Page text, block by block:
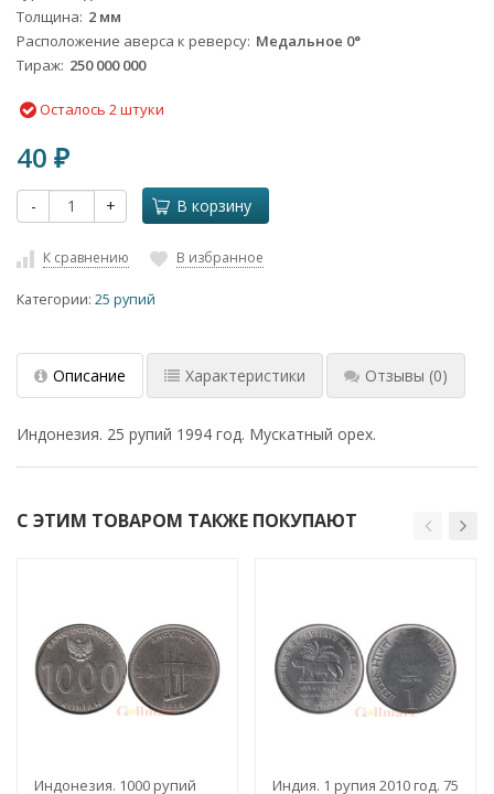
Толщина 2 мм
Расположение аверса к реверсу Медальное 0°
Тираж 250 000 000
Осталось 2 штуки
40 ₽
- + В корзину
К сравнению В избранное
Категории: 25 рупий
Описание Характеристики Отзывы (0)
Индонезия. 25 рупий 1994 год. Мускатный орех.
С ЭТИМ ТОВАРОМ ТАКЖЕ ПОКУПАЮТ
Индонезия. 1000 рупий
Индия. 1 рупия 2010 год. 75